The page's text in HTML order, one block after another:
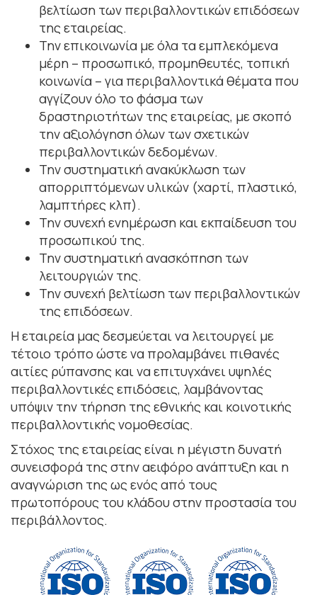
βελτίωση των περιβαλλοντικών επιδόσεων
της εταιρείας.
Την επικοινωνία με όλα τα εμπλεκόμενα
μέρη – προσωπικό, προμηθευτές, τοπική
κοινωνία – για περιβαλλοντικά θέματα που
αγγίζουν όλο το φάσμα των
δραστηριοτήτων της εταιρείας, με σκοπό
την αξιολόγηση όλων των σχετικών
περιβαλλοντικών δεδομένων.
Την συστηματική ανακύκλωση των
απορριπτόμενων υλικών (χαρτί, πλαστικό,
λαμπτήρες κλπ).
Την συνεχή ενημέρωση και εκπαίδευση του
προσωπικού της.
Την συστηματική ανασκόπηση των
λειτουργιών της.
Την συνεχή βελτίωση των περιβαλλοντικών
της επιδόσεων.
Η εταιρεία μας δεσμεύεται να λειτουργεί με
τέτοιο τρόπο ώστε να προλαμβάνει πιθανές
αιτίες ρύπανσης και να επιτυγχάνει υψηλές
περιβαλλοντικές επιδόσεις, λαμβάνοντας
υπόψιν την τήρηση της εθνικής και κοινοτικής
περιβαλλοντικής νομοθεσίας.
Στόχος της εταιρείας είναι η μέγιστη δυνατή
συνεισφορά της στην αειφόρο ανάπτυξη και η
αναγνώριση της ως ενός από τους
πρωτοπόρους του κλάδου στην προστασία του
περιβάλλοντος.